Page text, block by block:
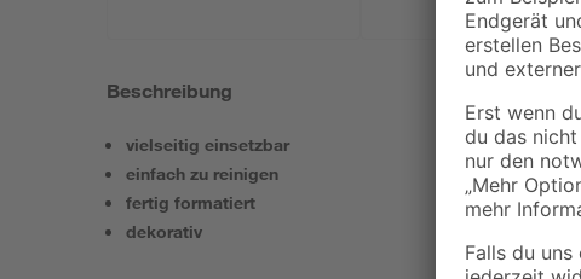
Beschreibung
vielseitig einsetzbar
einfach zu reinigen
fertig formatiert
dekorativ